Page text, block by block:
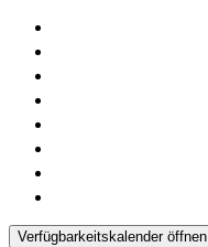
Verfügbarkeitskalender öffnen